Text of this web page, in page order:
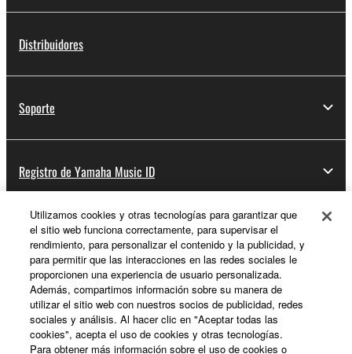
Distribuidores
Soporte
Registro de Yamaha Music ID
Acerca de Yamaha
España - Spanish
Empresa
Utilizamos cookies y otras tecnologías para garantizar que
el sitio web funciona correctamente, para supervisar el
rendimiento, para personalizar el contenido y la publicidad, y
para permitir que las interacciones en las redes sociales le
proporcionen una experiencia de usuario personalizada.
Además, compartimos información sobre su manera de
utilizar el sitio web con nuestros socios de publicidad, redes
sociales y análisis. Al hacer clic en "Aceptar todas las
cookies", acepta el uso de cookies y otras tecnologías.
Para obtener más información sobre el uso de cookies o